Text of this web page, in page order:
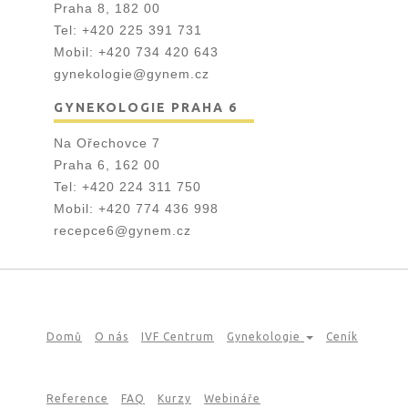
Praha 8, 182 00
Tel: +420 225 391 731
Mobil: +420 734 420 643
gynekologie@gynem.cz
GYNEKOLOGIE PRAHA 6
Na Ořechovce 7
Praha 6, 162 00
Tel: +420 224 311 750
Mobil: +420 774 436 998
recepce6@gynem.cz
Domů O nás IVF Centrum Gynekologie Ceník
Reference FAQ Kurzy Webináře